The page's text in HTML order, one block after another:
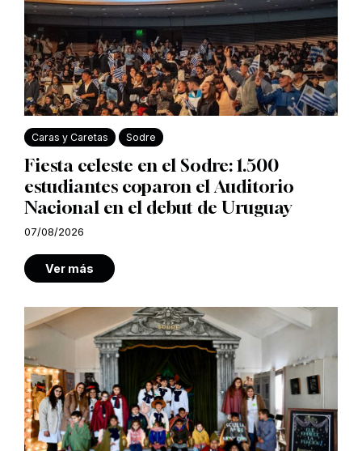
Caras y Caretas Sodre
Fiesta celeste en el Sodre: 1.500
estudiantes coparon el Auditorio
Nacional en el debut de Uruguay
07/08/2026
Ver más